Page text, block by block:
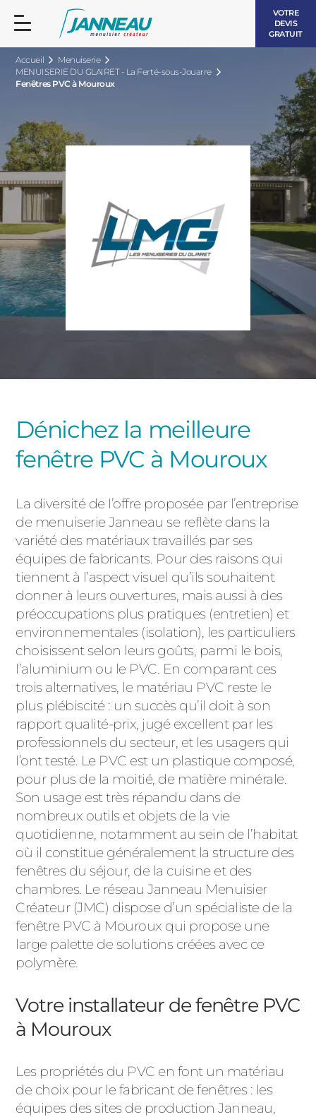
VOTRE
DEVIS
GRATUIT
Accueil
Menuiserie
MENUISERIE DU GLAIRET - La Ferté-sous-Jouarre
Fenêtres PVC à Mouroux
Dénichez la meilleure
fenêtre PVC à Mouroux
La diversité de l’offre proposée par l’entreprise
de menuiserie Janneau se reflète dans la
variété des matériaux travaillés par ses
équipes de fabricants. Pour des raisons qui
tiennent à l’aspect visuel qu’ils souhaitent
donner à leurs ouvertures, mais aussi à des
préoccupations plus pratiques (entretien) et
environnementales (isolation), les particuliers
choisissent selon leurs goûts, parmi le bois,
l’aluminium ou le PVC. En comparant ces
trois alternatives, le matériau PVC reste le
plus plébiscité : un succès qu’il doit à son
rapport qualité-prix, jugé excellent par les
professionnels du secteur, et les usagers qui
l’ont testé. Le PVC est un plastique composé,
pour plus de la moitié, de matière minérale.
Son usage est très répandu dans de
nombreux outils et objets de la vie
quotidienne, notamment au sein de l’habitat
où il constitue généralement la structure des
fenêtres du séjour, de la cuisine et des
chambres. Le réseau Janneau Menuisier
Créateur (JMC) dispose d’un spécialiste de la
fenêtre PVC à Mouroux qui propose une
large palette de solutions créées avec ce
polymère.
Votre installateur de fenêtre PVC
à Mouroux
Les propriétés du PVC en font un matériau
de choix pour le fabricant de fenêtres : les
équipes des sites de production Janneau,
FENÊTRES ET PORTES-FENÊTRES
BOIS
PVC
ALUMINIUM
ACIER
BAIES VITRÉES
PORTES D’ENTRÉELES INTEMPORELLES
VOLETS ROULANTS
PERGOLAS
PORTAILS ET PORTILLONS